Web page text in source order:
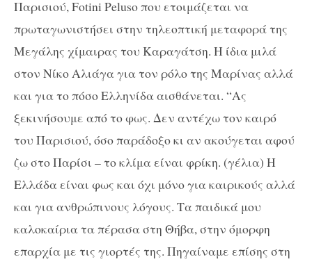
Παρισιού, Fotini Peluso που ετοιμάζεται να
πρωταγωνιστήσει στην τηλεοπτική μεταφορά της
Μεγάλης χίμαιρας του Καραγάτση. Η ίδια μιλά
στον Νίκο Αλιάγα για τον ρόλο της Μαρίνας αλλά
και για το πόσο Ελληνίδα αισθάνεται. “Ας
ξεκινήσουμε από το φως. Δεν αντέχω τον καιρό
του Παρισιού, όσο παράδοξο κι αν ακούγεται αφού
ζω στο Παρίσι – το κλίμα είναι φρίκη. (γέλια) Η
Ελλάδα είναι φως και όχι μόνο για καιρικούς αλλά
και για ανθρώπινους λόγους. Τα παιδικά μου
καλοκαίρια τα πέρασα στη Θήβα, στην όμορφη
επαρχία με τις γιορτές της. Πηγαίναμε επίσης στη